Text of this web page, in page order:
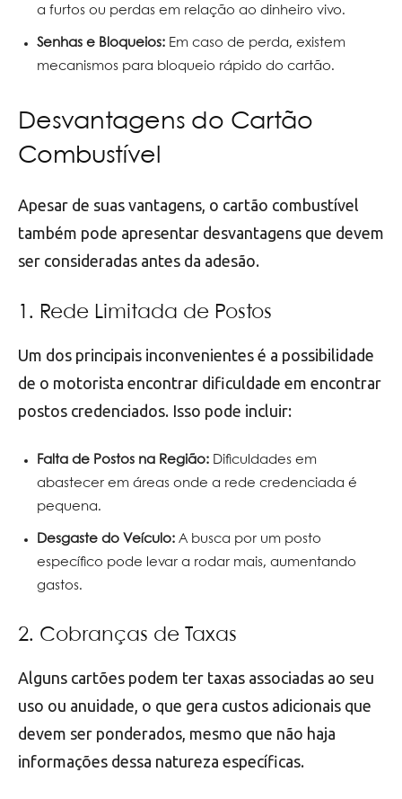
a furtos ou perdas em relação ao dinheiro vivo.
Senhas e Bloqueios: Em caso de perda, existem
mecanismos para bloqueio rápido do cartão.
Desvantagens do Cartão
Combustível
Apesar de suas vantagens, o cartão combustível
também pode apresentar desvantagens que devem
ser consideradas antes da adesão.
1. Rede Limitada de Postos
Um dos principais inconvenientes é a possibilidade
de o motorista encontrar dificuldade em encontrar
postos credenciados. Isso pode incluir:
Falta de Postos na Região: Dificuldades em
abastecer em áreas onde a rede credenciada é
pequena.
Desgaste do Veículo: A busca por um posto
específico pode levar a rodar mais, aumentando
gastos.
2. Cobranças de Taxas
Alguns cartões podem ter taxas associadas ao seu
uso ou anuidade, o que gera custos adicionais que
devem ser ponderados, mesmo que não haja
informações dessa natureza específicas.